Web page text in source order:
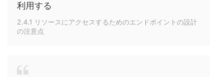
利用する
2.4.1 リソースにアクセスするためのエンドポイントの設計
の注意点